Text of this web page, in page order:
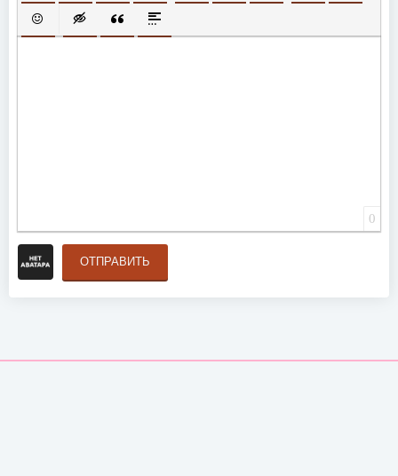
ПОЛУЖИРНЫЙ
КУРСИВПОДЧЕРКНУТЫЙ
ЗАЧЕРКНУТЫЙВЫРАВНИВАНИЕ
НУМЕРОВАННЫЙ СПИСОК
МАРКИРОВАННЫЙ
ВСТАВИТЬ
ВСТАВИТЬ СМАЙЛИК
ВСТАВКА СКРЫТОГО ТЕКСТА
ВСТАВКА ЦИТАТЫ
ВСТАВКА СПОЙЛЕРА
0
ОТПРАВИТЬ